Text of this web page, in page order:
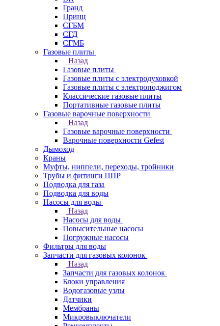
Гранд
Принц
СГБМ
СГД
СГМБ
Газовые плиты
Назад
Газовые плиты
Газовые плиты с электродуховкой
Газовые плиты с электроподжигом
Классические газовые плиты
Портативные газовые плиты
Газовые варочные поверхности
Назад
Газовые варочные поверхности
Варочные поверхности Gefest
Дымоход
Краны
Муфты, ниппели, переходы, тройники
Трубы и фитинги ППР
Подводка для газа
Подводка для воды
Насосы для воды
Назад
Насосы для воды
Повысительные насосы
Погружные насосы
Фильтры для воды
Запчасти для газовых колонок
Назад
Запчасти для газовых колонок
Блоки управления
Водогазовые узлы
Датчики
Мембраны
Микровыключатели